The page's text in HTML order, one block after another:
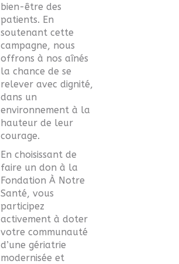
bien-être des
patients. En
soutenant cette
campagne, nous
offrons à nos aînés
la chance de se
relever avec dignité,
dans un
environnement à la
hauteur de leur
courage.
En choisissant de
faire un don à la
Fondation À Notre
Santé, vous
participez
activement à doter
votre communauté
d’une gériatrie
modernisée et